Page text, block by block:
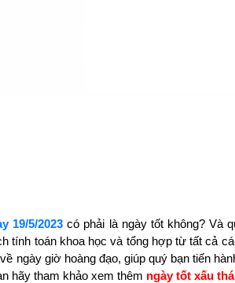
19/5/2023 có phải là ngày tốt không? Và
tính toán khoa học và tổng hợp từ tất cả
ngày giờ hoàng đạo, giúp quý bạn tiến
hãy tham khảo xem thêm ngày tốt xấu